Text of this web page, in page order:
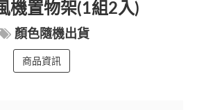
機置物架(1組2入)
顏色隨機出貨
商品資訊